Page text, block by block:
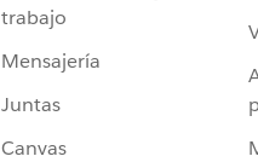
trabajo
Mensajería
Juntas
Canvas